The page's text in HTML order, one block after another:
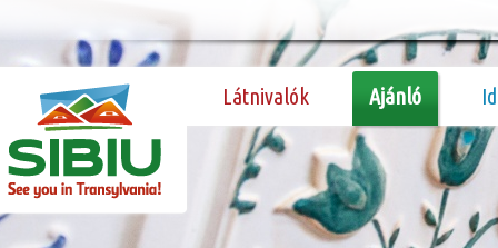
Látnivalók Ajánló